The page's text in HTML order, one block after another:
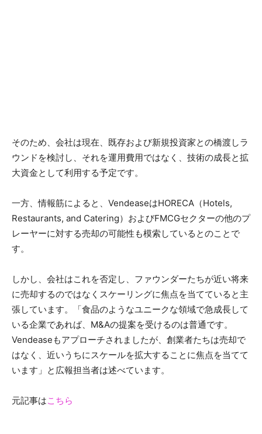
そのため、会社は現在、既存および新規投資家との橋渡しラ
ウンドを検討し、それを運用費用ではなく、技術の成長と拡
大資金として利用する予定です。
一方、情報筋によると、VendeaseはHORECA（Hotels,
Restaurants, and Catering）およびFMCGセクターの他のプ
レーヤーに対する売却の可能性も模索しているとのことで
す。
しかし、会社はこれを否定し、ファウンダーたちが近い将来
に売却するのではなくスケーリングに焦点を当てていると主
張しています。「食品のようなユニークな領域で急成長して
いる企業であれば、M&Aの提案を受けるのは普通です。
Vendeaseもアプローチされましたが、創業者たちは売却で
はなく、近いうちにスケールを拡大することに焦点を当てて
います」と広報担当者は述べています。
元記事はこちら